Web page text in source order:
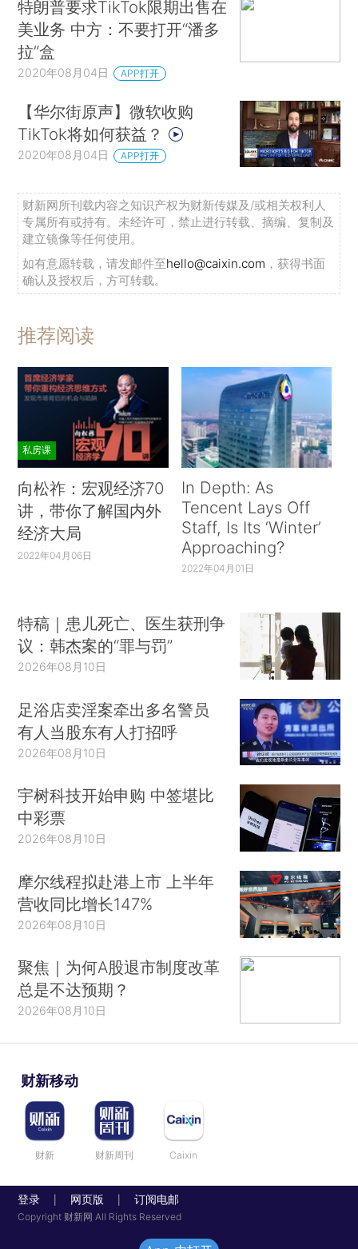
特朗普要求TikTok限期出售在
美业务 中方：不要打开“潘多
拉”盒
2020年08月04日 APP打开
【华尔街原声】微软收购
TikTok将如何获益？
2020年08月04日 APP打开
财新网所刊载内容之知识产权为财新传媒及/或相关权利人
专属所有或持有。未经许可，禁止进行转载、摘编、复制及
建立镜像等任何使用。
如有意愿转载，请发邮件至hello@caixin.com ，获得书面
确认及授权后，方可转载。
推荐阅读
私房课
向松祚：宏观经济70
讲，带你了解国内外
经济大局
2022年04月06日
In Depth: As
Tencent Lays Off
Staff, Is Its ‘Winter’
Approaching?
2022年04月01日
特稿｜患儿死亡、医生获刑争
议：韩杰案的“罪与罚”
2026年08月10日
足浴店卖淫案牵出多名警员
有人当股东有人打招呼
2026年08月10日
宇树科技开始申购 中签堪比
中彩票
2026年08月10日
摩尔线程拟赴港上市 上半年
营收同比增长147%
2026年08月10日
聚焦｜为何A股退市制度改革
总是不达预期？
2026年08月10日
财新移动
财新 财新周刊 Caixin
登录 网页版 订阅电邮
Copyright 财新网 All Rights Reserved